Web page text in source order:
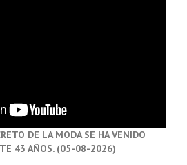
DE LA MODA SE HA VENIDO
43 AÑOS. (05-08-2026)